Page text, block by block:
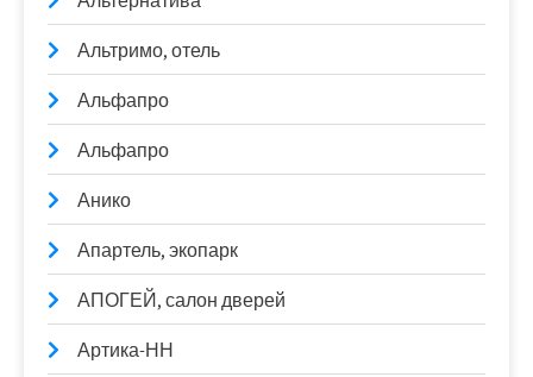
Альтримо, отель
Альфапро
Альфапро
Анико
Апартель, экопарк
АПОГЕЙ, салон дверей
Артика-НН